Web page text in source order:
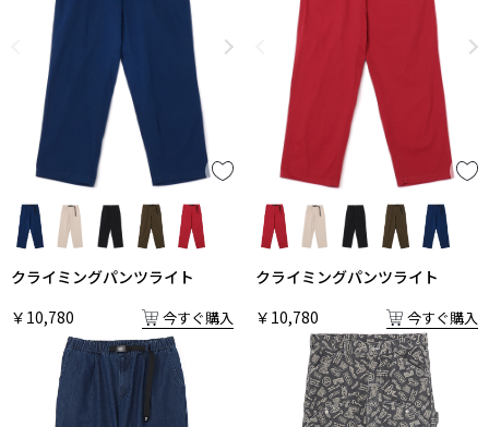
クライミングパンツライト
￥10,780
今すぐ購入
クライミングパンツライト
￥10,780
今すぐ購入